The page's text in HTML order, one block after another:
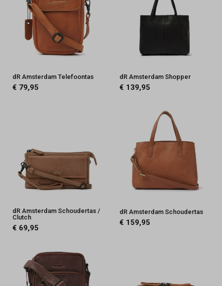
dR Amsterdam Telefoontas
€ 79,95
dR Amsterdam Shopper
€ 139,95
dR Amsterdam Schoudertas /
Clutch
€ 69,95
dR Amsterdam Schoudertas
€ 159,95